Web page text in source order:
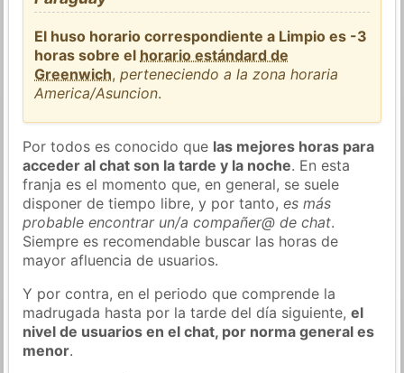
El huso horario correspondiente a Limpio es -3
horas sobre el horario estándard de
Greenwich,perteneciendo a la zona horaria
America/Asuncion.
Por todos es conocido que las mejores horas para
acceder al chat son la tarde y la noche. En esta
franja es el momento que, en general, se suele
disponer de tiempo libre, y por tanto,es más
probable encontrar un/a compañer@ de chat.
Siempre es recomendable buscar las horas de
mayor afluencia de usuarios.
Y por contra, en el periodo que comprende la
madrugada hasta por la tarde del día siguiente,el
nivel de usuarios en el chat, por norma general es
menor.